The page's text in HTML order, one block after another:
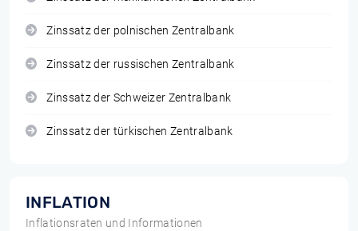
Zinssatz der polnischen Zentralbank
Zinssatz der russischen Zentralbank
Zinssatz der Schweizer Zentralbank
Zinssatz der türkischen Zentralbank
INFLATION
Inflationsraten und Informationen